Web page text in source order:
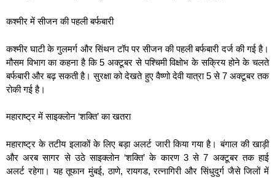
कश्मीर में सीजन की पहली बर्फबारी
कश्मीर घाटी के गुलमर्ग और सिंथन टॉप पर सीजन की पहली बर्फबारी दर्ज की गई है।
मौसम विभाग का कहना है कि 5 अक्टूबर से पश्चिमी विक्षोभ के सक्रिय होने के चलते
बर्फबारी और बढ़ सकती है। सुरक्षा को देखते हुए वैष्णो देवी यात्रा 5 से 7 अक्टूबर तक
रोकी गई है।
महाराष्ट्र में साइक्लोन ‘शक्ति’ का खतरा
महाराष्ट्र के तटीय इलाकों के लिए बड़ा अलर्ट जारी किया गया है। बंगाल की खाड़ी
और अरब सागर से उठे साइक्लोन ‘शक्ति’ के कारण 3 से 7 अक्टूबर तक हाई
अलर्ट रहेगा। यह तूफान मुंबई, ठाणे, रायगड, रत्नागिरी और सिंधुदुर्ग जैसे जिलों में